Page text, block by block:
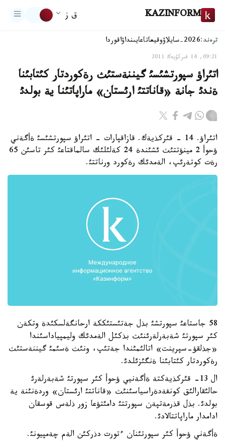
KAZINFORM ق ز
ترەند:2026-سايلاۋ وقيعاتاعايىنداۋاقوردا
09:21, 14 قىركۇيەك 2011
اتئراؤ سپورتشئسئ گيننةستئث رةكوردتار كئتابئنا
ةندئ جانة «قاناتتئ ارئستان» ماراپاتئنا ية بولدئ
اتئراؤ. 14 - قئركذيةك. قازاقپارات - اتئراؤ سپورتشئسئ ةأگةني
ؤحوأ 2 مينؤتتئث ئشئندة 24 كةلئلئك سالماقتاعئ كئر تاسئن 65
رةت كوتةرئپ، الةمدئك رةكورد ورناتتئ.
58 جاستاعئ سپورتشئ بذل جةتئستئككة ارحانگةلسكئدة وتكةن
كئر سپورتئ شةبةرلةرئنئث بذكئل الةمدئك وليمپياداسئندا
«جذلقؤ-سپرينت» اتالئمئندا جةتئپ، ونئث ةسئمئ گيننةستئث
رةكوردتار كئتابئنا ةنگئزئلدئ.
ال 13- قئركذيةكتة ةأگةنيي ؤحوأ كئر سپورتئ شةبةرلةرئ
حالئقارالئق كونفةدةراسياسئنئث «قاناتتئ ارئستان» وردةنئنة ية
بولدئ. بذل قذرمةتپةن سپورتتئ دامئتؤعا زور ذلةس قوسقان
ادامدار ماراپاتتالادئ.
ةأگةني ؤحوأ كئر سپورتئنان ءتورت دذركئن الةم چةمپيونئ.